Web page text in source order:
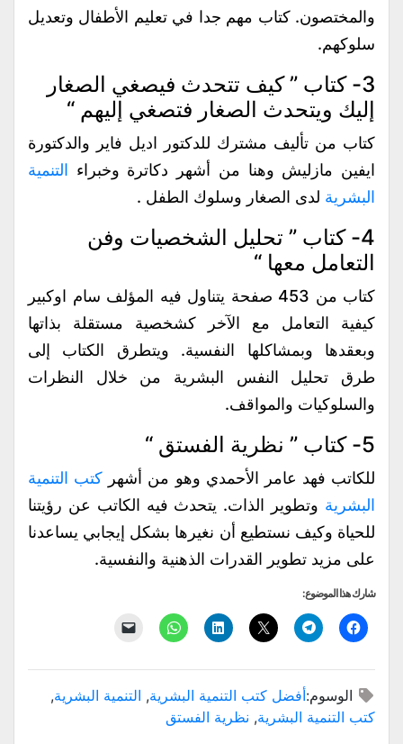
والمختصون. كتاب مهم جدا في تعليم الأطفال وتعديل
سلوكهم.
3- كتاب ” كيف تتحدث فيصغي الصغار
إليك ويتحدث الصغار فتصغي إليهم “
كتاب من تأليف مشترك للدكتور اديل فاير والدكتورة
ايفين مازليش وهنا من أشهر دكاترة وخبراء التنمية
البشرية لدى الصغار وسلوك الطفل .
4- كتاب ” تحليل الشخصيات وفن
التعامل معها “
كتاب من 453 صفحة يتناول فيه المؤلف سام اوكبير
كيفية التعامل مع الآخر كشخصية مستقلة بذاتها
وبعقدها وبمشاكلها النفسية. ويتطرق الكتاب إلى
طرق تحليل النفس البشرية من خلال النظرات
والسلوكيات والمواقف.
5- كتاب ” نظرية الفستق “
للكاتب فهد عامر الأحمدي وهو من أشهر كتب التنمية
البشرية وتطوير الذات. يتحدث فيه الكاتب عن رؤيتنا
للحياة وكيف نستطيع أن نغيرها بشكل إيجابي يساعدنا
على مزيد تطوير القدرات الذهنية والنفسية.
شارك هذا الموضوع:
انقر
للمشاركة
(فتح
نافذة
جديدة)
انقر
للمشاركة
(فتح
نافذة
جديدة)
النقر
للمشاركة
(فتح
نافذة
جديدة)
اضغط
لتشارك
(فتح
نافذة
جديدة)
انقر
للمشاركة
(فتح
نافذة
جديدة)
البريد
إلى
صديق
الوسوم:أفضل كتب التنمية البشرية, التنمية البشرية,
كتب التنمية البشرية, نظرية الفستق